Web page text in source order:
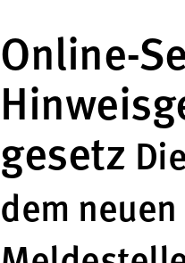
Online-
gesetz
dem